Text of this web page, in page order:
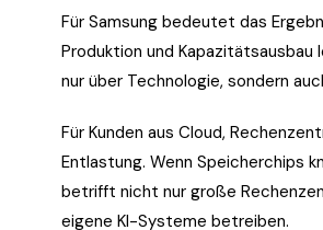
Für Samsung bedeutet das
Produktion und
nur über Technologie, sondern
Für Kunden aus Cloud,
Entlastung. Wenn Speicherchips
betrifft nicht nur große
eigene KI-Systeme betreiben.